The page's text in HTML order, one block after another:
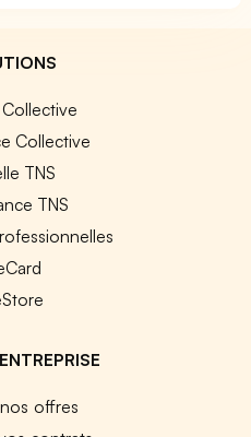
Collective
TNS
TNS
offres